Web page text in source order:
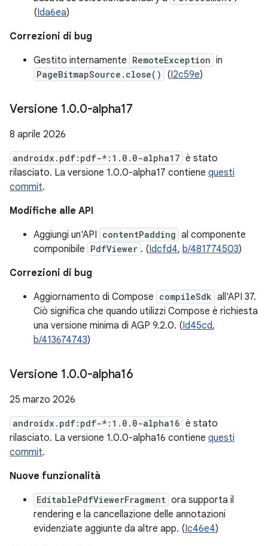
(Ida6ea)
Correzioni di bug
Gestito internamente RemoteException in
PageBitmapSource.close() (I2c59e)
Versione 1.0.0-alpha17
8 aprile 2026
androidx.pdf:pdf-*:1.0.0-alpha17 è stato
rilasciato. La versione 1.0.0-alpha17 contiene questi
commit.
Modifiche alle API
Aggiungi un'API contentPadding al componente
componibile PdfViewer . (Idcfd4, b/481774503)
Correzioni di bug
Aggiornamento di Compose compileSdk all'API 37.
Ciò significa che quando utilizzi Compose è richiesta
una versione minima di AGP 9.2.0. (Id45cd,
b/413674743)
Versione 1.0.0-alpha16
25 marzo 2026
androidx.pdf:pdf-*:1.0.0-alpha16 è stato
rilasciato. La versione 1.0.0-alpha16 contiene questi
commit.
Nuove funzionalità
EditablePdfViewerFragment ora supporta il
rendering e la cancellazione delle annotazioni
evidenziate aggiunte da altre app. (Ic46e4)